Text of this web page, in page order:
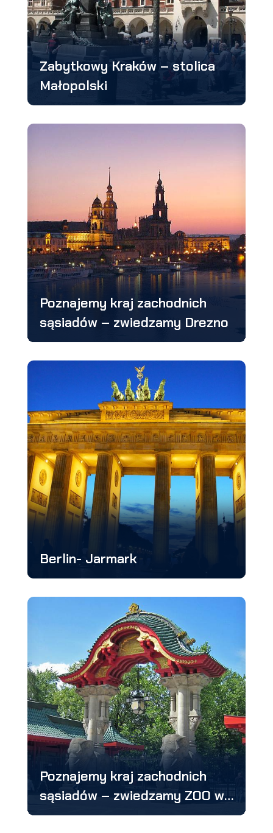
Zabytkowy Kraków – stolica
Małopolski
Poznajemy kraj zachodnich
sąsiadów – zwiedzamy Drezno
Berlin- Jarmark
Poznajemy kraj zachodnich
sąsiadów – zwiedzamy ZOO w
Berlinie